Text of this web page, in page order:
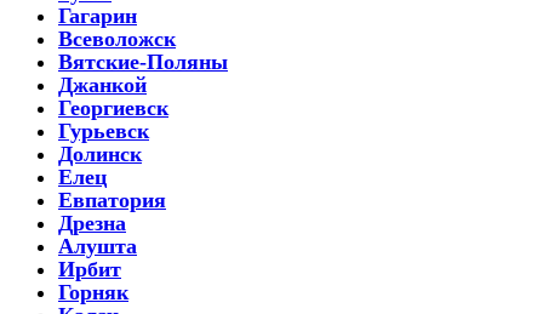
Гагарин
Всеволожск
Вятские-Поляны
Джанкой
Георгиевск
Гурьевск
Долинск
Елец
Евпатория
Дрезна
Алушта
Ирбит
Горняк